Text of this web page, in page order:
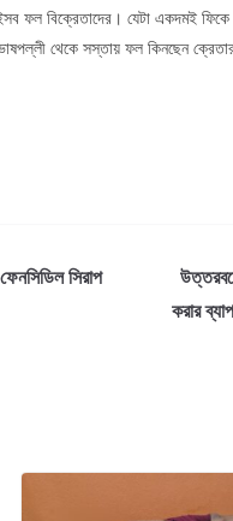
ফল বিক্রেতাদের। যেটা একদমই
থেকে সস্তায় ফল কিনছেন
সিরাপ
করার